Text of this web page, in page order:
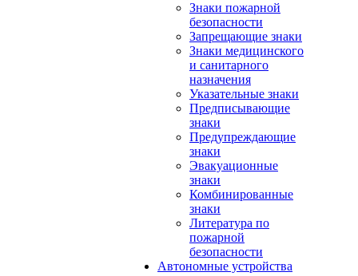
Знаки пожарной
безопасности
Запрещающие знаки
Знаки медицинского
и санитарного
назначения
Указательные знаки
Предписывающие
знаки
Предупреждающие
знаки
Эвакуационные
знаки
Комбинированные
знаки
Литература по
пожарной
безопасности
Автономные устройства